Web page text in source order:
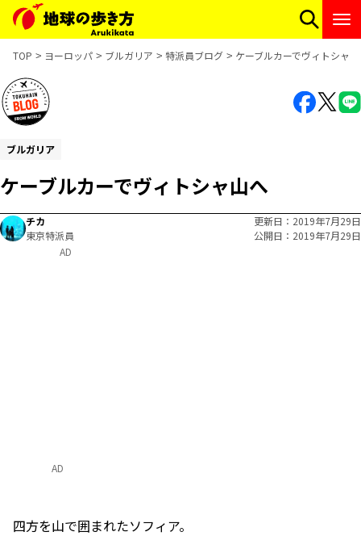
TOP ヨーロッパ ブルガリア 特派員ブログ ケーブルカーでヴィトシャ
ブルガリア
ケーブルカーでヴィトシャ山へ
チカ
東京特派員
更新日
2019年7月29日
公開日
2019年7月29日
AD
四方を山で囲まれたソフィア。
AD